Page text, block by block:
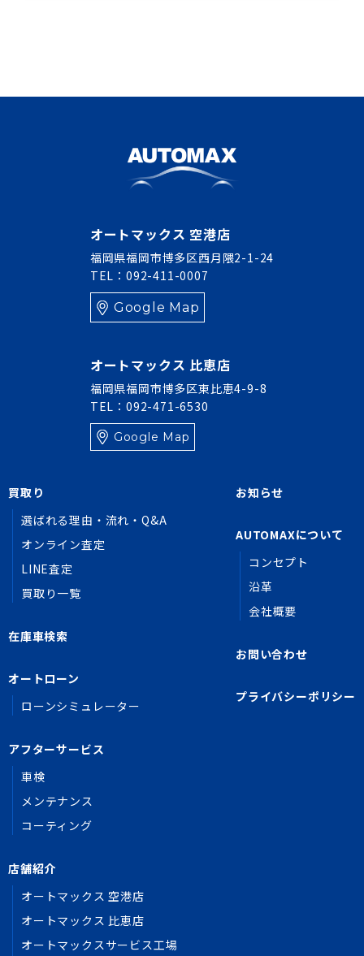
オートマックス 空港店
福岡県福岡市博多区西月隈2-1-24
TEL：092-411-0007
Google Map
オートマックス 比恵店
福岡県福岡市博多区東比恵4-9-8
TEL：092-471-6530
Google Map
買取り
選ばれる理由・流れ・Q&A
オンライン査定
LINE査定
買取り一覧
在庫車検索
オートローン
ローンシミュレーター
アフターサービス
車検
メンテナンス
コーティング
店舗紹介
オートマックス 空港店
オートマックス 比恵店
オートマックスサービス工場
お知らせ
AUTOMAXについて
コンセプト
沿革
会社概要
お問い合わせ
プライバシーポリシー